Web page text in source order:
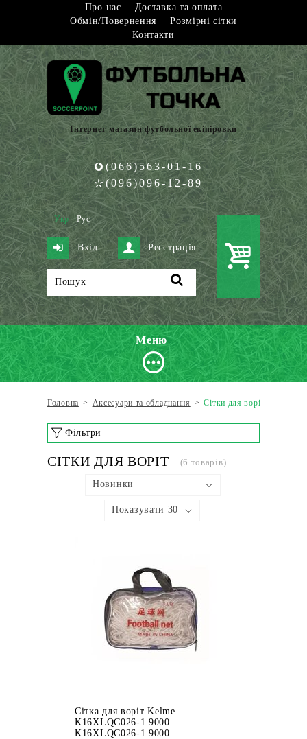
Про нас
Доставка та оплата
Обмін/Повернення
Розмірні сітки
Контакти
Інтернет-магазин футбольної екіпіровки
(066)563-01-16
(096)096-12-89
Укр Рус
Вхід Реєстрація
Меню
Головна > Аксесуари та обладнання > Сітки для воріт
Фільтри
СІТКИ ДЛЯ ВОРІТ (6 товарів)
Новинки
Показувати 30
Сітка для воріт Kelme
K16XLQC026-1.9000
K16XLQC026-1.9000